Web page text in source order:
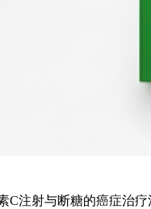
C注射与断糖的癌症治疗